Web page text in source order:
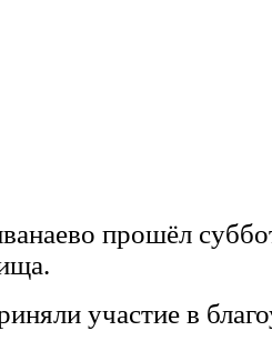
прошёл
участие в